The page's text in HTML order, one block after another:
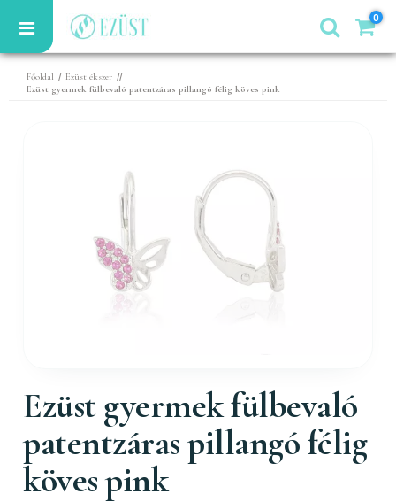
0
Főoldal / Ezüst ékszer //
Ezüst gyermek fülbevaló patentzáras pillangó félig köves pink
Ezüst gyermek fülbevaló
patentzáras pillangó félig
köves pink